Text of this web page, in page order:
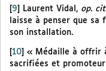
[9] Laurent Vidal, op.
laisse à penser que
son installation.
10
« Médaille à offrir
sacrifiées et